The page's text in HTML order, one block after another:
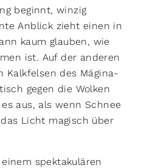
beginnt, winzig
Anblick zieht einen in
kaum glauben, wie
ist. Auf der anderen
Kalkfelsen des Mágina-
gegen die Wolken
aus, als wenn Schnee
Licht magisch über
spektakulären